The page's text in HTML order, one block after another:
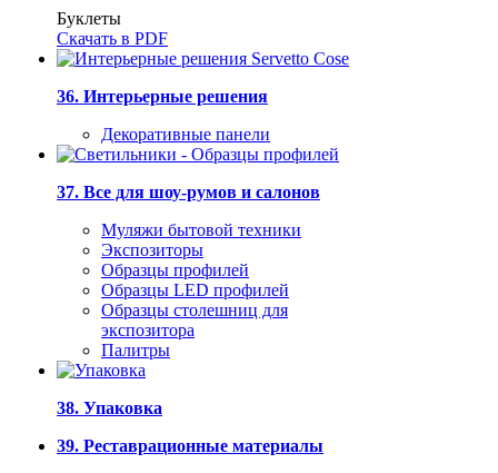
Буклеты
Скачать в PDF
36. Интерьерные решения
Декоративные панели
37. Все для шоу-румов и салонов
Муляжи бытовой техники
Экспозиторы
Образцы профилей
Образцы LED профилей
Образцы столешниц для
экспозитора
Палитры
38. Упаковка
39. Реставрационные материалы